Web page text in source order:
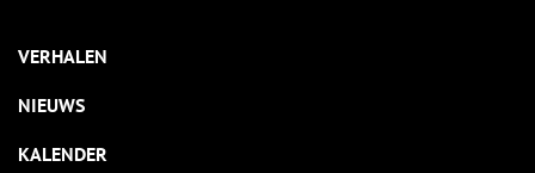
VERHALEN
NIEUWS
KALENDER